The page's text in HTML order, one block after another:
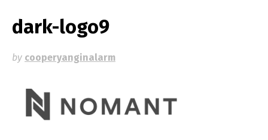
dark-logo9
by cooperyanginalarm